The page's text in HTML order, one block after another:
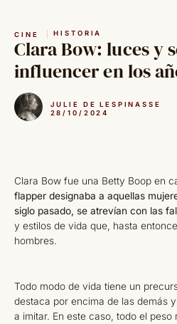
contenido
CINE HISTORIA
Clara Bow: luces y
influencer en los
JULIE DE LESPINASSE
28/10/2024
Clara Bow fue una Betty Boop en
flapper designaba a aquellas
siglo pasado, se atrevían con las
y estilos de vida que, hasta
hombres.
Todo modo de vida tiene un
destaca por encima de las demás
a imitar. En este caso, todo el peso